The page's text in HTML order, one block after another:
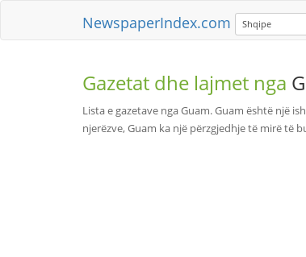
NewspaperIndex.com Shqipe
Gazetat dhe lajmet nga
Lista e gazetave nga Guam. Guam është një
njerëzve, Guam ka një përzgjedhje të mirë të